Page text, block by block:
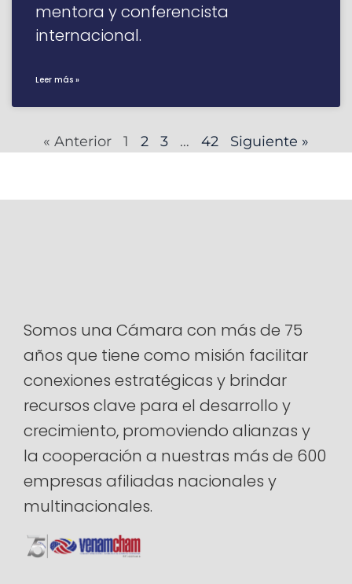
mentora y conferencista
internacional.
Leer más »
« Anterior 1 2 3 … 42 Siguiente »
Somos una Cámara con más de 75
años que tiene como misión facilitar
conexiones estratégicas y brindar
recursos clave para el desarrollo y
crecimiento, promoviendo alianzas y
la cooperación a nuestras más de 600
empresas afiliadas nacionales y
multinacionales.